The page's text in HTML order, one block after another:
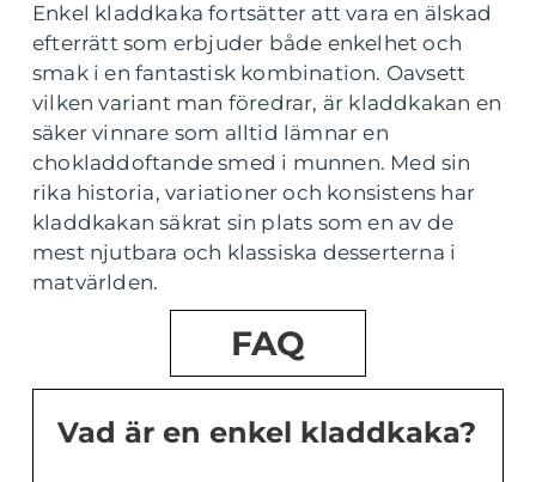
Enkel kladdkaka fortsätter att vara en älskad
efterrätt som erbjuder både enkelhet och
smak i en fantastisk kombination. Oavsett
vilken variant man föredrar, är kladdkakan en
säker vinnare som alltid lämnar en
chokladdoftande smed i munnen. Med sin
rika historia, variationer och konsistens har
kladdkakan säkrat sin plats som en av de
mest njutbara och klassiska desserterna i
matvärlden.
FAQ
Vad är en enkel kladdkaka?